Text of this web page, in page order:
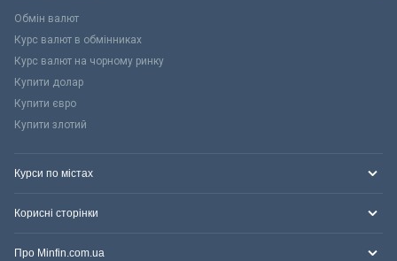
Обмін валют
Курс валют в обмінниках
Курс валют на чорному ринку
Купити долар
Купити євро
Купити злотий
Курси по містах
Корисні сторінки
Про Minfin.com.ua